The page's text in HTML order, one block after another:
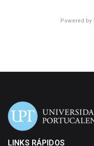
Powered by
LINKS RÁPIDOS